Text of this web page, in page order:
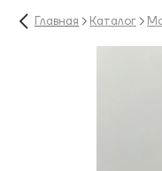
Главная Каталог